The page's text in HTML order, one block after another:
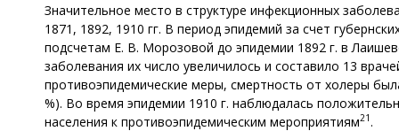
Значительное место в структуре инфекционных
1871, 1892, 1910 гг. В период эпидемий за счет
подсчетам Е. В. Морозовой до эпидемии 1892 г. в
заболевания их число увеличилось и составило 13
противоэпидемические меры, смертность от холеры
%). Во время эпидемии 1910 г. наблюдалась
населения к противоэпидемическим мероприятиям21 .